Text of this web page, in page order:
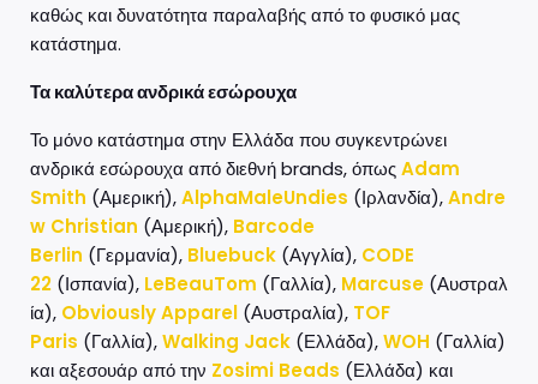
καθώς και δυνατότητα παραλαβής από το φυσικό μας
κατάστημα.
Τα καλύτερα ανδρικά εσώρουχα
Το μόνο κατάστημα στην Ελλάδα που συγκεντρώνει
ανδρικά εσώρουχα από διεθνή brands, όπωςAdam
Smith (Αμερική),AlphaMaleUndies (Ιρλανδία),Andre
w Christian (Αμερική), Barcode
Berlin (Γερμανία), Bluebuck (Αγγλία), CODE
22 (Ισπανία), LeBeauTom (Γαλλία), Marcuse (Αυστραλ
ία), Obviously Apparel (Αυστραλία), TOF
Paris (Γαλλία),Walking Jack (Ελλάδα),WOH (Γαλλία)
και αξεσουάρ από την Zosimi Beads (Ελλάδα) και